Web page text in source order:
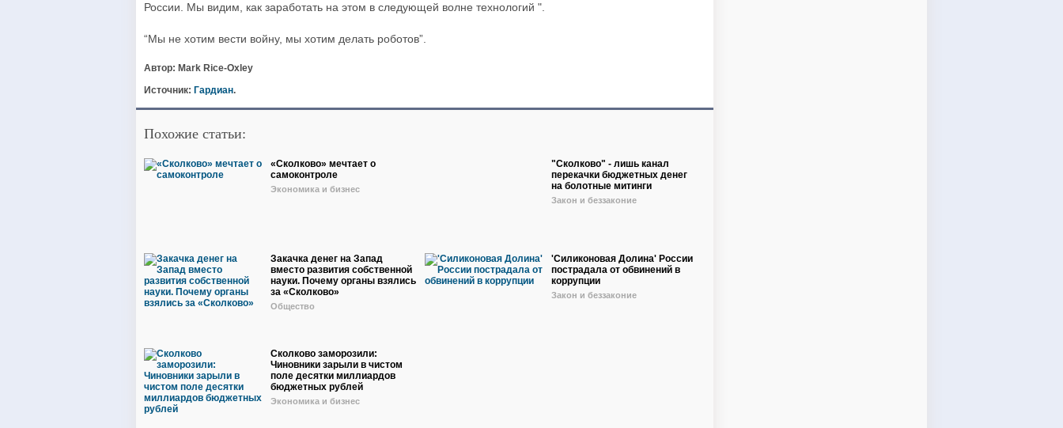
России. Мы видим, как заработать на этом в следующей волне технологий ".
“Мы не хотим вести войну, мы хотим делать роботов”.
Автор: Mark Rice-Oxley
Источник: Гардиан.
Похожие статьи:
«Сколково» мечтает о
самоконтроле
Экономика и бизнес
"Сколково" - лишь канал
перекачки бюджетных денег
на болотные митинги
Закон и беззаконие
Закачка денег на Запад
вместо развития собственной
науки. Почему органы взялись
за «Сколково»
Общество
'Силиконовая Долина' России
пострадала от обвинений в
коррупции
Закон и беззаконие
Сколково заморозили:
Чиновники зарыли в чистом
поле десятки миллиардов
бюджетных рублей
Экономика и бизнес